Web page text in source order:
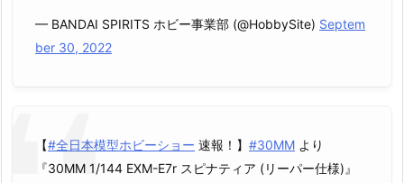
— BANDAI SPIRITS ホビー事業部 (@HobbySite) Septem
ber 30, 2022
【#全日本模型ホビーショー 速報！】 #30MM より
『30MM 1/144 EXM-E7r スピナティア (リーパー仕様)』